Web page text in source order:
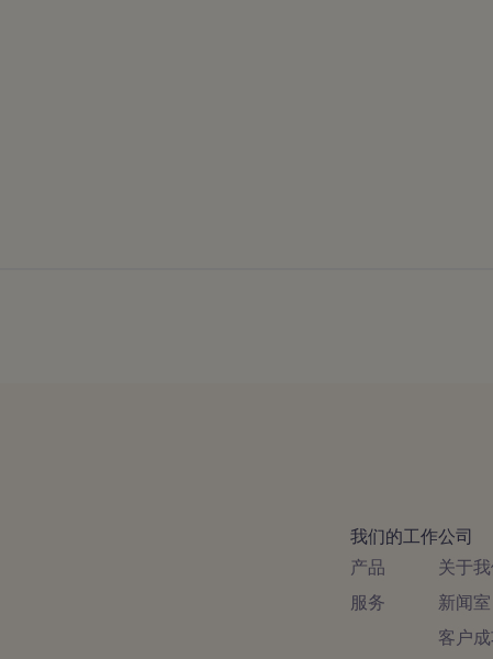
我们的工作
产品
服务
公司
关于
新闻室
客户